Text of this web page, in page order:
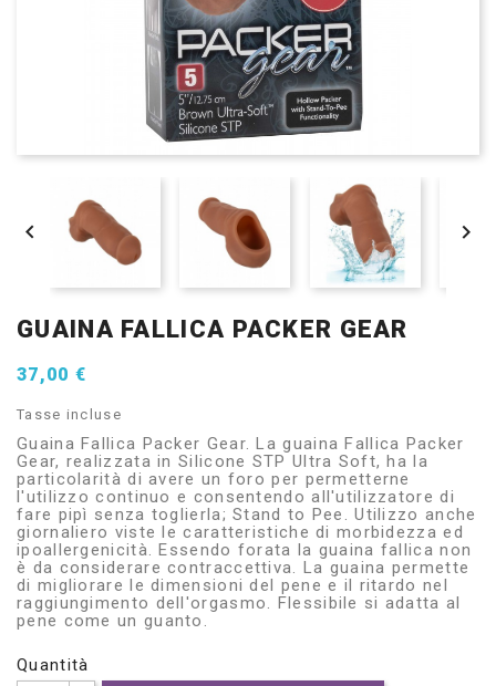
 
GUAINA FALLICA PACKER GEAR
37,00 €
Tasse incluse
Guaina Fallica Packer Gear. La guaina Fallica Packer
Gear, realizzata in Silicone STP Ultra Soft, ha la
particolarità di avere un foro per permetterne
l'utilizzo continuo e consentendo all'utilizzatore di
fare pipì senza toglierla; Stand to Pee. Utilizzo anche
giornaliero viste le caratteristiche di morbidezza ed
ipoallergenicità. Essendo forata la guaina fallica non
è da considerare contraccettiva. La guaina permette
di migliorare le dimensioni del pene e il ritardo nel
raggiungimento dell'orgasmo. Flessibile si adatta al
pene come un guanto.
Quantità